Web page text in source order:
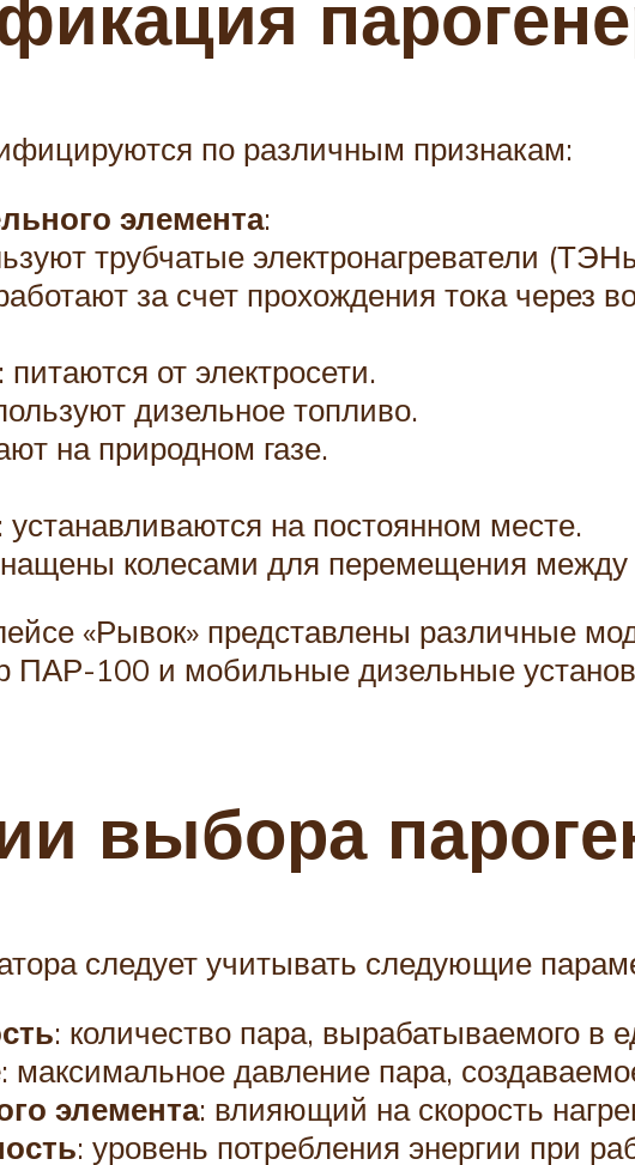
по различным признакам:
элемента:
трубчатые электронагреватели
за счет прохождения тока через
: питаются от электросети.
дизельное топливо.
на природном газе.
: устанавливаются на постоянном месте.
колесами для перемещения между
«Рывок» представлены различные
ПАР-100 и мобильные дизельные
выбора
следует учитывать следующие
: количество пара, вырабатываемого в
: максимальное давление пара,
элемента: влияющий на скорость
: уровень потребления энергии при